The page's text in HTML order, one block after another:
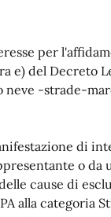
per
e) del Decreto
neve -strade-
di
o
cause di
alla categoria